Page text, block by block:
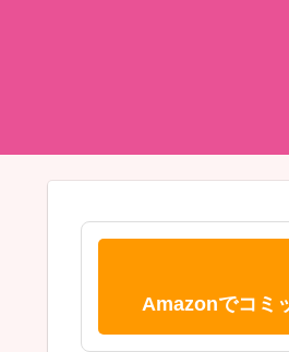
Amazonでコミ